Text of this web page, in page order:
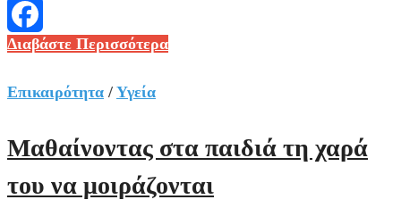
Messenger
Facebook
Κορoναϊός
Υπερδιπλάσιο
κρουσμάτων
στην
Αττική
Διαβάστε Περισσότερα
Επικαιρότητα / Υγεία
Μαθαίνοντας στα παιδιά τη χαρά
του να μοιράζονται